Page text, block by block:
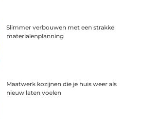
Slimmer verbouwen met een strakke
materialenplanning
Maatwerk kozijnen die je huis weer als
nieuw laten voelen